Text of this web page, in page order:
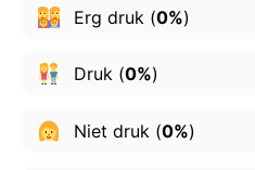
Erg druk (0%)
Druk(0%)
Niet druk (0%)